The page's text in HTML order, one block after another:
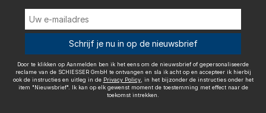
Door te klikken op Aanmelden ben ik het eens om de nieuwsbrief of
gepersonaliseerde reclame van de SCHIESSER GmbH te ontvangen en
sla ik acht op en accepteer ik hierbij ook de instructies en uitleg in de
, in het bijzonder de instructies onder het item
effect naar de toekomst intrekken.
Wij bezorgen met
Schrijf je nu in op de nieuwsbrief
Door te klikken op Aanmelden ben ik het eens om de nieuwsbrief of gepersonaliseerde
reclame van de SCHIESSER GmbH te ontvangen en sla ik acht op en accepteer ik hierbij
ook de instructies en uitleg in de Privacy Policy, in het bijzonder de instructies onder het
item "Nieuwsbrief". Ik kan op elk gewenst moment de toestemming met effect naar de
toekomst intrekken.